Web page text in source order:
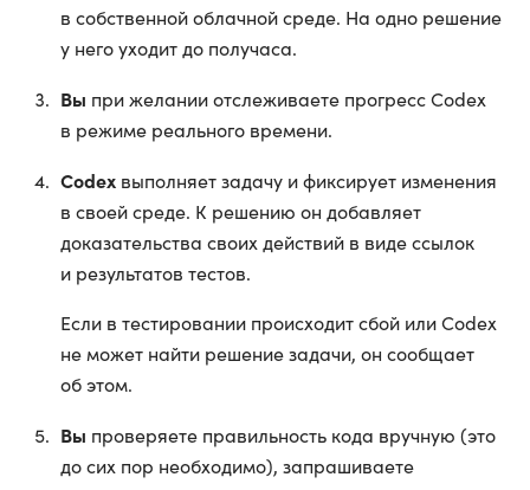
в собственной облачной среде. На одно решение
у него уходит до получаса.
Вы при желании отслеживаете прогресс Codex
в режиме реального времени.
Codex выполняет задачу и фиксирует изменения
в своей среде. К решению он добавляет
доказательства своих действий в виде ссылок
и результатов тестов.
Если в тестировании происходит сбой или Codex
не может найти решение задачи, он сообщает
об этом.
Вы проверяете правильность кода вручную (это
до сих пор необходимо), запрашиваете